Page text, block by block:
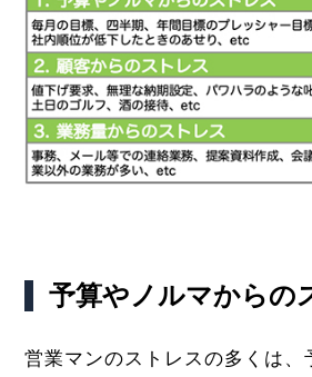
予算やノルマからの
営業マンのストレスの多くは